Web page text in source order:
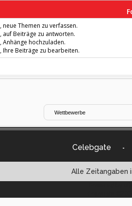
, neue Themen zu verfassen.
, auf Beiträge zu antworten.
, Anhänge hochzuladen.
, Ihre Beiträge zu bearbeiten.
Celebgate -
Alle Zeitangaben